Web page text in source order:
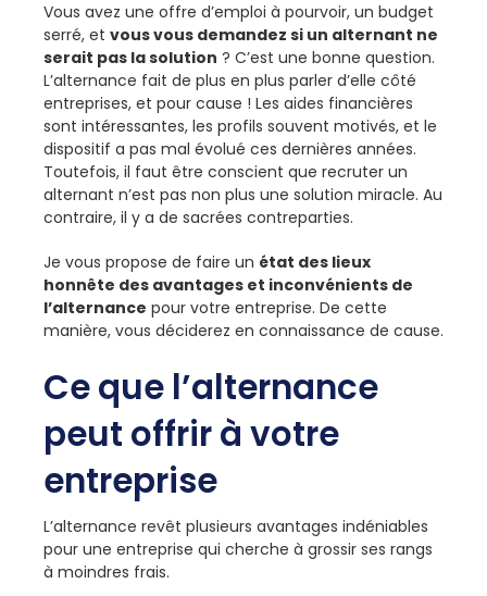
Vous avez une offre d’emploi à pourvoir, un budget
serré, et vous vous demandez si un alternant ne
serait pas la solution ? C’est une bonne question.
L’alternance fait de plus en plus parler d’elle côté
entreprises, et pour cause ! Les aides financières
sont intéressantes, les profils souvent motivés, et le
dispositif a pas mal évolué ces dernières années.
Toutefois, il faut être conscient que recruter un
alternant n’est pas non plus une solution miracle. Au
contraire, il y a de sacrées contreparties.
Je vous propose de faire un état des lieux
honnête des avantages et inconvénients de
l’alternance pour votre entreprise. De cette
manière, vous déciderez en connaissance de cause.
Ce que l’alternance
peut offrir à votre
entreprise
L’alternance revêt plusieurs avantages indéniables
pour une entreprise qui cherche à grossir ses rangs
à moindres frais.